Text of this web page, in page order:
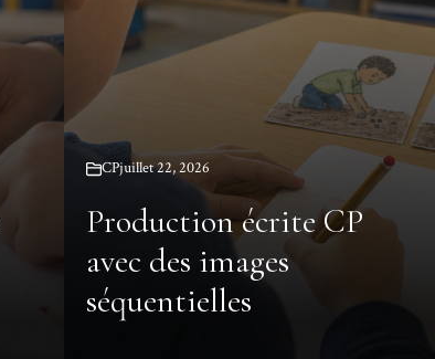
CPjuillet 22, 2026
Production écrite CP
avec des images
séquentielles